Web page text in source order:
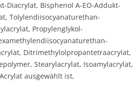
Diacrylat, Bisphenol A-EO-Addukt-
Tolylendiisocyanaturethan-
Propylenglykol-
Ditrimethylolpropantetraacrylat,
Stearylacrylat, Isoamylacrylat,
ausgewählt ist,